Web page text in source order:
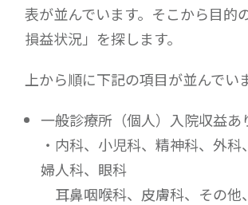
表が並んでいます。そこから目的
損益状況」を探します。
上から順に下記の項目が並んでい
一般診療所（個人）入院収益
・内科、小児科、精神科、外
婦人科、眼科
耳鼻咽喉科、皮膚科、その他